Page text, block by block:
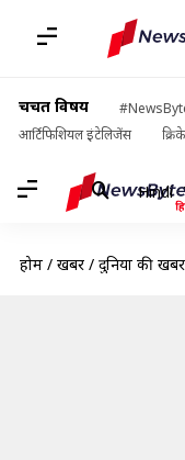
चर्चित विषय
आर्टिफिशियल इंटेलिजेंस
Hindi
होम / खबरें / दुनिया की खबरें